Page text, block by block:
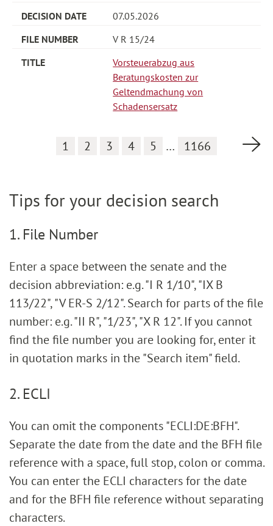
07.05.2026
V R 15/24
Vorsteuerabzug aus
Beratungskosten zur
Geltendmachung von
Schadensersatz
1 2 3 4 5 … 1166
Tips for your decision search
1. File Number
Enter a space between the senate and the
decision abbreviation: e.g. "I R 1/10", "IX B
113/22", "V ER-S 2/12". Search for parts of the file
number: e.g. "II R", "1/23", "X R 12". If you cannot
find the file number you are looking for, enter it
in quotation marks in the "Search item" field.
2. ECLI
You can omit the components "ECLI:DE:BFH".
Separate the date from the date and the BFH file
reference with a space, full stop, colon or comma.
You can enter the ECLI characters for the date
and for the BFH file reference without separating
characters.